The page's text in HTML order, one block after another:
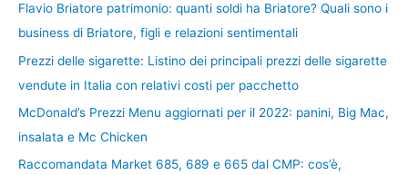
Flavio Briatore patrimonio: quanti soldi ha Briatore? Quali sono i
business di Briatore, figli e relazioni sentimentali
Prezzi delle sigarette: Listino dei principali prezzi delle sigarette
vendute in Italia con relativi costi per pacchetto
McDonald’s Prezzi Menu aggiornati per il 2022: panini, Big Mac,
insalata e Mc Chicken
Raccomandata Market 685, 689 e 665 dal CMP: cos’è,